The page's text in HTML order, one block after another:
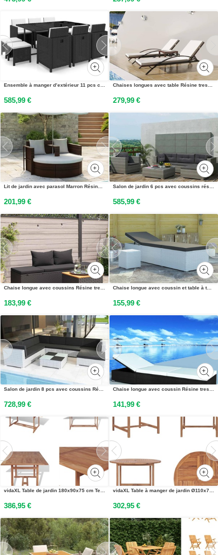
Ensemble à manger d’extérieur 11 pcs coussins résine tressée
585,99 €
Chaises longues avec table Résine tressée Marron
279,99 €
Lit de jardin avec parasol Marron Résine tressée
201,99 €
Salon de jardin 6 pcs avec coussins résine tressée gris
585,99 €
Chaise longue avec coussins Résine tressée Noir
183,99 €
Chaise longue avec coussin et table à thé rotin Blanc
155,99 €
Salon de jardin 8 pcs avec coussins Résine tressée Blanc
728,99 €
Chaise longue avec coussin Résine tressée Noir
141,99 €
vidaXL Table de jardin 180x90x75 cm Teck Bois Massif - Table de salle à manger - Tables - Tables
386,95 €
vidaXL Table à manger de jardin Ø110x75 cm teck massif - Table à manger de jardin - Table à manger de jardin en bois - Table à manger de jardin en bois massif
302,95 €